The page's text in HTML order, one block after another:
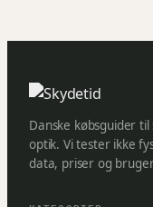
Danske købsguider
optik. Vi tester ikke
data, priser og